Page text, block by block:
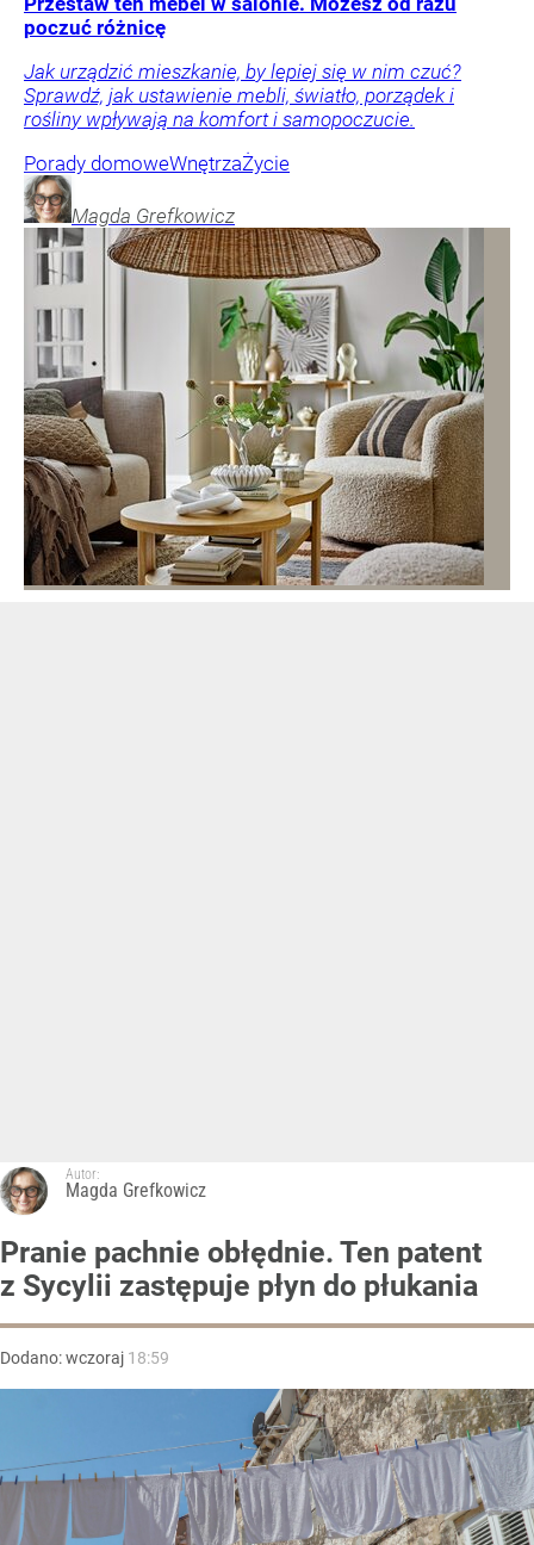
poczuć różnicę
Jak urządzić mieszkanie, by lepiej się w nim czuć?
Sprawdź, jak ustawienie mebli, światło, porządek i
rośliny wpływają na komfort i samopoczucie.
Porady domoweWnętrzaŻycie
Magda Grefkowicz
Autor:
Magda Grefkowicz
Pranie pachnie obłędnie. Ten patent
z Sycylii zastępuje płyn do płukania
Dodano:wczoraj 18:59